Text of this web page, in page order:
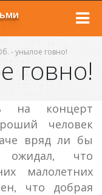
- унылое говно!
говно!
на концерт
человек
вряд ли бы
ожидал, что
малолетних
что добрая